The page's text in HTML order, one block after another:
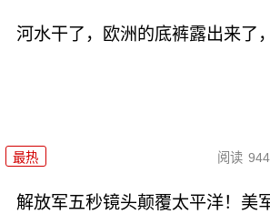
河水干了，欧洲的底裤露出来了
最热 阅读
解放军五秒镜头颠覆太平洋！美